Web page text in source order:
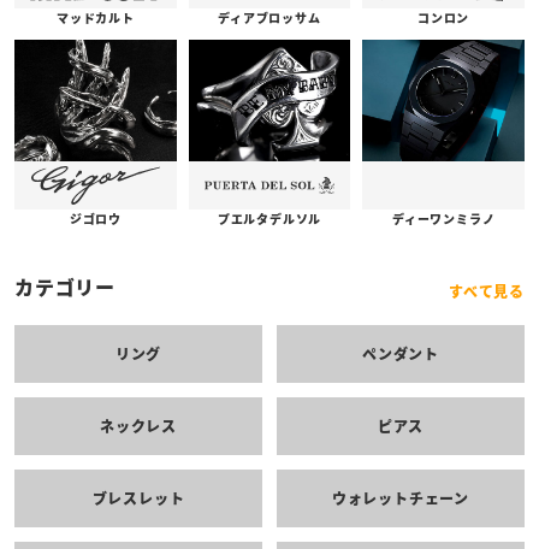
マッドカルト ディアブロッサム コンロン
ジゴロウ プエルタデルソル ディーワンミラノ
カテゴリー すべて見る
リング ペンダント
ネックレス ピアス
ブレスレット ウォレットチェーン